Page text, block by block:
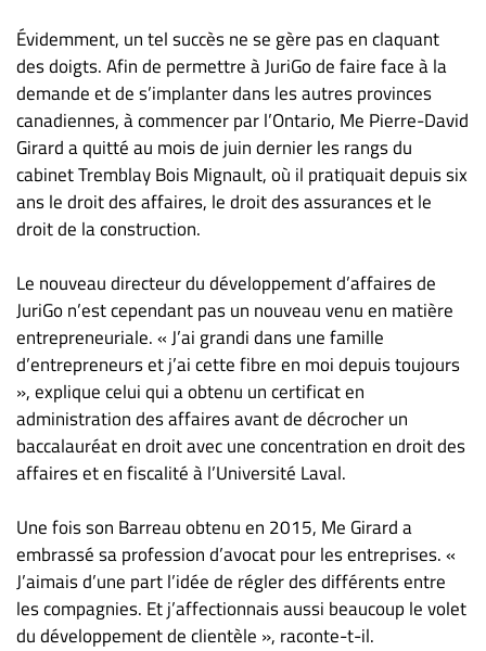
Évidemment, un tel succès ne se gère pas en claquant
des doigts. Afin de permettre à JuriGo de faire face à la
demande et de s’implanter dans les autres provinces
canadiennes, à commencer par l’Ontario, Me Pierre-David
Girard a quitté au mois de juin dernier les rangs du
cabinet Tremblay Bois Mignault, où il pratiquait depuis six
ans le droit des affaires, le droit des assurances et le
droit de la construction.
Le nouveau directeur du développement d’affaires de
JuriGo n’est cependant pas un nouveau venu en matière
entrepreneuriale. « J’ai grandi dans une famille
d’entrepreneurs et j’ai cette fibre en moi depuis toujours
», explique celui qui a obtenu un certificat en
administration des affaires avant de décrocher un
baccalauréat en droit avec une concentration en droit des
affaires et en fiscalité à l’Université Laval.
Une fois son Barreau obtenu en 2015, Me Girard a
embrassé sa profession d’avocat pour les entreprises. «
J’aimais d’une part l’idée de régler des différents entre
les compagnies. Et j’affectionnais aussi beaucoup le volet
du développement de clientèle », raconte-t-il.